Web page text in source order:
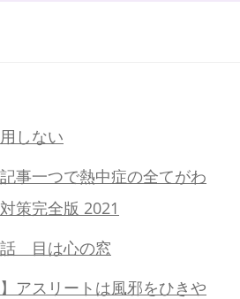
しない
事一つで熱中症の全てがわ
策完全版 2021
話 目は心の窓
アスリートは風邪をひきや